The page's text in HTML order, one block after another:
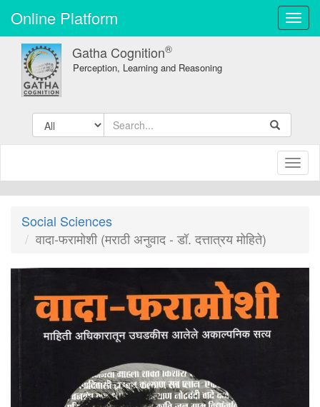
Online Platform
Gatha Cognition®
Perception, Learning and Reasoning
Social Sciences
वादा-फरामोशी (मराठी अनुवाद - डॉ. दत्तात्रय मोहिते)